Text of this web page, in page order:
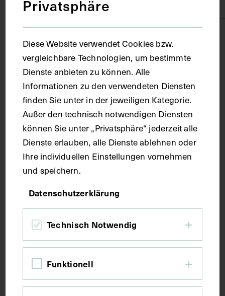
Objektmaß 52 x 46 x 54 cm Kleine Pultvitrine im
Kurzbeschreibung
1. Das mit harter Hirnhaut (Dura mater encephali)
überzogene Gehirn im eröffneten Schädel. 2.
Windungen und Furchen an der gewölbten Fläche
des im Schädel belassenen Gehirns (Gyri et sulci
Schlagwörter
Privatsphäre
Diese Website verwendet Cookies bzw.
vergleichbare Technologien, um bestimmte
Dienste anbieten zu können. Alle
Informationen zu den verwendeten Diensten
finden Sie unter in der jeweiligen Kategorie.
Außer den technisch notwendigen Diensten
können Sie unter „Privatsphäre“ jederzeit alle
Dienste erlauben, alle Dienste ablehnen oder
Ihre individuellen Einstellungen vornehmen
und speichern.
Datenschutzerklärung
Technisch Notwendig
Funktionell